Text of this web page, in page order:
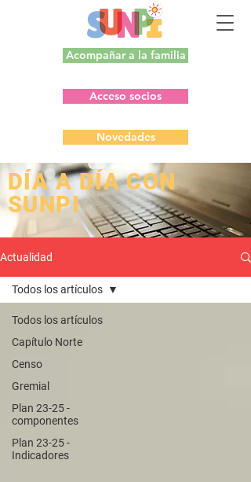
Acompañar a la familia
Acceso socios
Novedades
​DÍA A DÍA CON
SUNPI
Actualidad
Todos los artículos
Capítulo Norte
Censo
Gremial
Plan 23-25 -
componentes
Plan 23-25 -
Indicadores
Todos los artículos